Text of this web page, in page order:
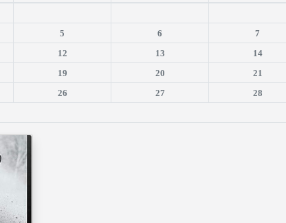
5 6 7
12 13 14
19 20 21
26 27 28